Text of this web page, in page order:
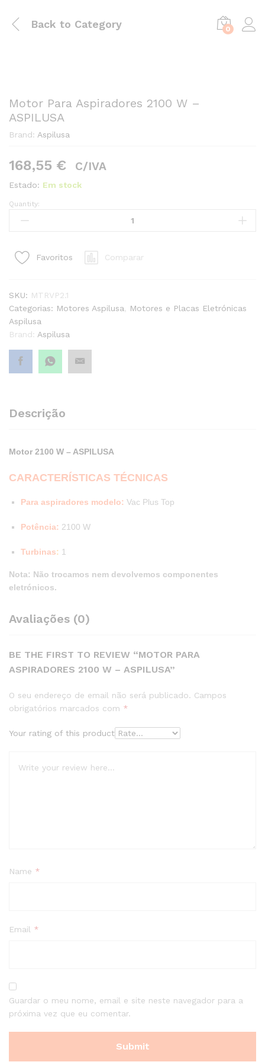
Back to Category 0
Motor Para Aspiradores 2100 W –
ASPILUSA
Brand: Aspilusa
168,55 € C/IVA
Estado: Em stock
Motor
Para
W
quantity1
Quantity:
Favoritos Comparar
SKU: MTRVP2.1
Categorias: Motores Aspilusa
Motores e Placas Eletrónicas
Aspilusa
Brand: Aspilusa
Descrição
Motor 2100 W – ASPILUSA
CARACTERÍSTICAS TÉCNICAS
Para aspiradores modelo: Vac Plus Top
Potência: 2100 W
Turbinas: 1
Nota: Não trocamos nem devolvemos componentes
eletrónicos.
Avaliações (0)
BE THE FIRST TO REVIEW “MOTOR PARA
ASPIRADORES 2100 W – ASPILUSA”
O seu endereço de email não será publicado. Campos
obrigatórios marcados com *
Your rating of this product
Name *
Email *
Guardar o meu nome, email e site neste navegador para a
próxima vez que eu comentar.